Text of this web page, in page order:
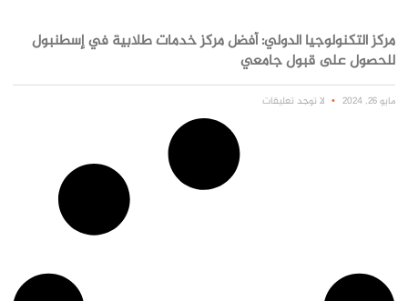
مركز التكنولوجيا الدولي: أفضل مركز خدمات طلابية في إسطنبول
للحصول على قبول جامعي
مايو 26, 2024 لا توجد تعليقات